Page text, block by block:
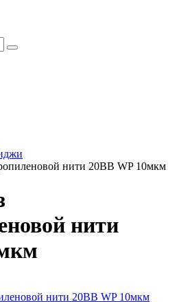
нити 20ВВ WP 10мкм
нити